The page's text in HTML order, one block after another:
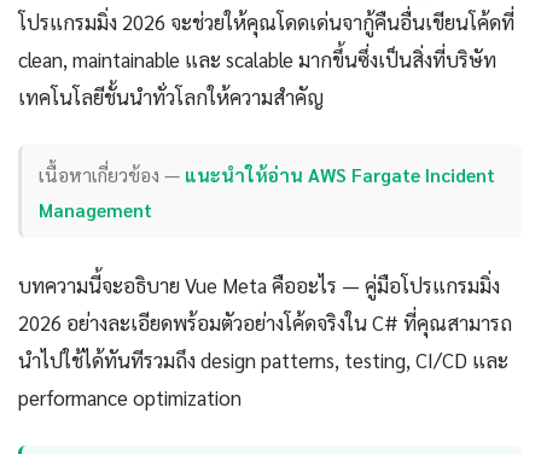
โปรแกรมมิ่ง 2026 จะช่วยให้คุณโดดเด่นจากู้คืนอื่นเขียนโค้ดที่
clean, maintainable และ scalable มากขึ้นซึ่งเป็นสิ่งที่บริษัท
เทคโนโลยีชั้นนำทั่วโลกให้ความสำคัญ
เนื้อหาเกี่ยวข้อง — แนะนำให้อ่าน AWS Fargate Incident
Management
บทความนี้จะอธิบาย Vue Meta คืออะไร — คู่มือโปรแกรมมิ่ง
2026 อย่างละเอียดพร้อมตัวอย่างโค้ดจริงใน C# ที่คุณสามารถ
นำไปใช้ได้ทันทีรวมถึง design patterns, testing, CI/CD และ
performance optimization